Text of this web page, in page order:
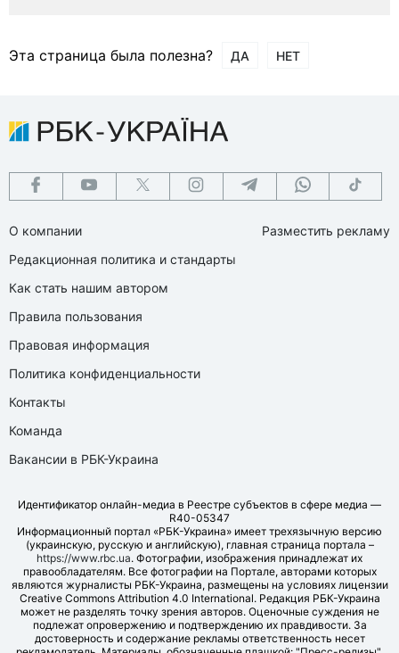
Эта страница была полезна? ДА НЕТ
О компании
Редакционная политика и стандарты
Как стать нашим автором
Правила пользования
Правовая информация
Политика конфиденциальности
Контакты
Команда
Вакансии в РБК-Украина
Разместить рекламу
Идентификатор онлайн-медиа в Реестре субъектов в сфере медиа —
R40-05347
Информационный портал «РБК-Украина» имеет трехязычную версию
(украинскую, русскую и английскую), главная страница портала –
https://www.rbc.ua. Фотографии, изображения принадлежат их
правообладателям. Все фотографии на Портале, авторами которых
являются журналисты РБК-Украина, размещены на условиях лицензии
Creative Commons Attribution 4.0 International. Редакция РБК-Украина
может не разделять точку зрения авторов. Оценочные суждения не
подлежат опровержению и подтверждению их правдивости. За
достоверность и содержание рекламы ответственность несет